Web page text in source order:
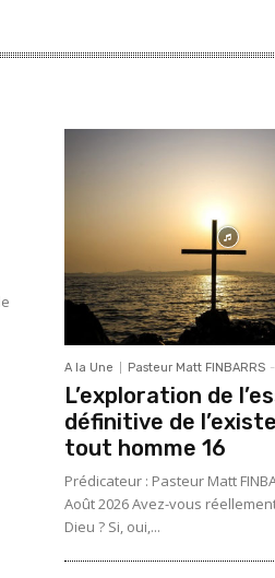
A la Une Pasteur Matt FINBARRS -
L’exploration de
définitive de
tout homme 16
Prédicateur : Pasteur Matt
Août 2026 Avez-vous
Dieu ? Si, oui,...